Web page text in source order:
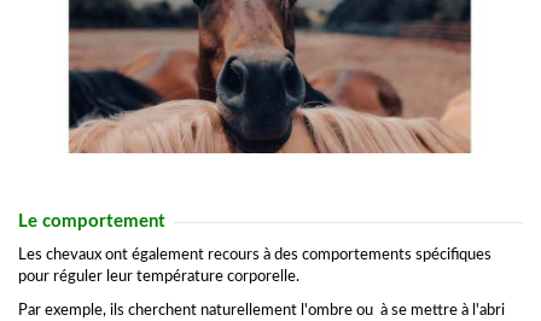
Le comportement
Les chevaux ont également recours à des comportements spécifiques
pour réguler leur température corporelle.
Par exemple, ils cherchent naturellement l'ombre ou à se mettre à l'abri